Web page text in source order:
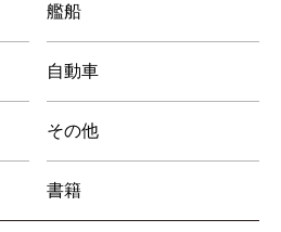
艦船
自動車
その他
書籍